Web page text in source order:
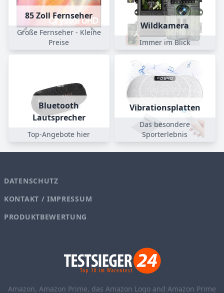
85 Zoll Fernseher
Große Fernseher - Kleine
Preise
Wildkamera
Immer im Blick
Bluetooth
Lautsprecher
Top-Angebote hier
Vibrationsplatten
Das besondere
Sporterlebnis
DATENSCHUTZ
KONTAKT / IMPRESSUM
PRODUKTBEWERTUNG
Amazon, Amazon Prime, das Amazon Logo and Amazon Prime